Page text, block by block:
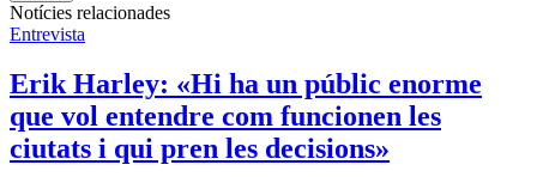
Notícies relacionades
Entrevista
Erik Harley: «Hi ha un públic enorme
que vol entendre com funcionen les
ciutats i qui pren les decisions»